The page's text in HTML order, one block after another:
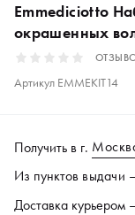
Emmediciotto
окрашенных
Артикул EMMEKIT14
Получить в г.
Из пунктов выдачи
Доставка курьером